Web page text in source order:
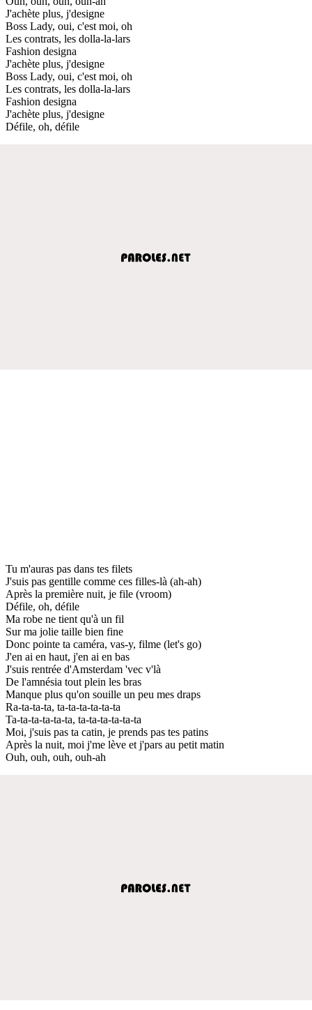
J'achète plus, j'designe
Boss Lady, oui, c'est moi, oh
Les contrats, les dolla-la-lars
Fashion designa
J'achète plus, j'designe
Boss Lady, oui, c'est moi, oh
Les contrats, les dolla-la-lars
Fashion designa
J'achète plus, j'designe
Défile, oh, défile
Tu m'auras pas dans tes filets
J'suis pas gentille comme ces filles-là (ah-ah)
Après la première nuit, je file (vroom)
Défile, oh, défile
Ma robe ne tient qu'à un fil
Sur ma jolie taille bien fine
Donc pointe ta caméra, vas-y, filme (let's go)
J'en ai en haut, j'en ai en bas
J'suis rentrée d'Amsterdam 'vec v'là
De l'amnésia tout plein les bras
Manque plus qu'on souille un peu mes draps
Ra-ta-ta-ta, ta-ta-ta-ta-ta-ta
Ta-ta-ta-ta-ta-ta, ta-ta-ta-ta-ta-ta
Moi, j'suis pas ta catin, je prends pas tes patins
Après la nuit, moi j'me lève et j'pars au petit matin
Ouh, ouh, ouh, ouh-ah